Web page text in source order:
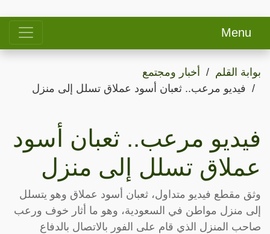
Menu
بوابة القلم
أخبار ومجتمع
فيديو مرعب.. ثعبان أسود عملاق تسلل إلى منزل
فيديو مرعب.. ثعبان أسود
عملاق تسلل إلى منزل
وثق مقطع فيديو متداول، ثعبان أسود عملاق وهو يتسلل
إلى منزل مواطن في السعودية، وهو ما أثار خوف ورعب
صاحب المنزل الذي قام على الفور بالاتصال بالدفاع